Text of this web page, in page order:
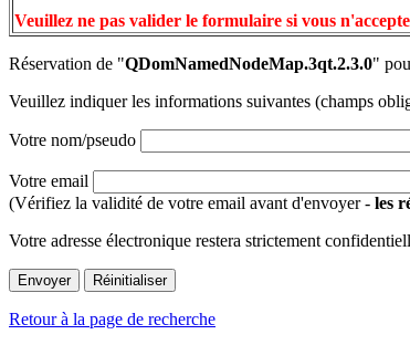
Veuillez ne pas valider le formulaire si vous
Réservation de "QDomNamedNodeMap.3qt.2.3.0"
Veuillez indiquer les informations suivantes (champs
Votre nom/pseudo
Votre email
(Vérifiez la validité de votre email avant d'envoyer - les
Votre adresse électronique restera strictement
Retour à la page de recherche